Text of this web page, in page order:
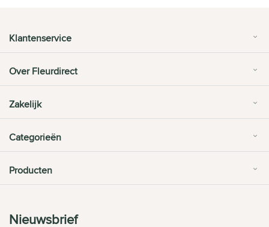
Klantenservice
Over Fleurdirect
Zakelijk
Categorieën
Producten
Nieuwsbrief